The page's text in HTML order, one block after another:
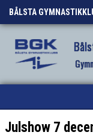
BÅLSTA
HEM
Julshow 7